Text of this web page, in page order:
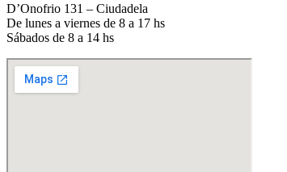
D’Onofrio 131 – Ciudadela
De lunes a viernes de 8 a 17 hs
Sábados de 8 a 14 hs